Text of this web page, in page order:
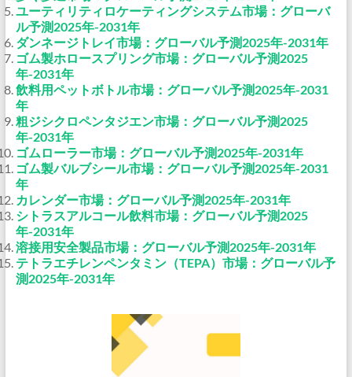
ユーティリティロケーティングシステム市場：グローバ
ル予測2025年-2031年
ダンネージトレイ市場：グローバル予測2025年-2031年
ゴム製ホロースプリング市場：グローバル予測2025
年-2031年
飲料用ペットボトル市場：グローバル予測2025年-2031
年
粗ジシクロペンタジエン市場：グローバル予測2025
年-2031年
ゴムローラー市場：グローバル予測2025年-2031年
ゴム製バルブシール市場：グローバル予測2025年-2031
年
カレンダー市場：グローバル予測2025年-2031年
シトラスアルコール飲料市場：グローバル予測2025
年-2031年
溶接用安全製品市場：グローバル予測2025年-2031年
テトラエチレンペンタミン（TEPA）市場：グローバル予
測2025年-2031年